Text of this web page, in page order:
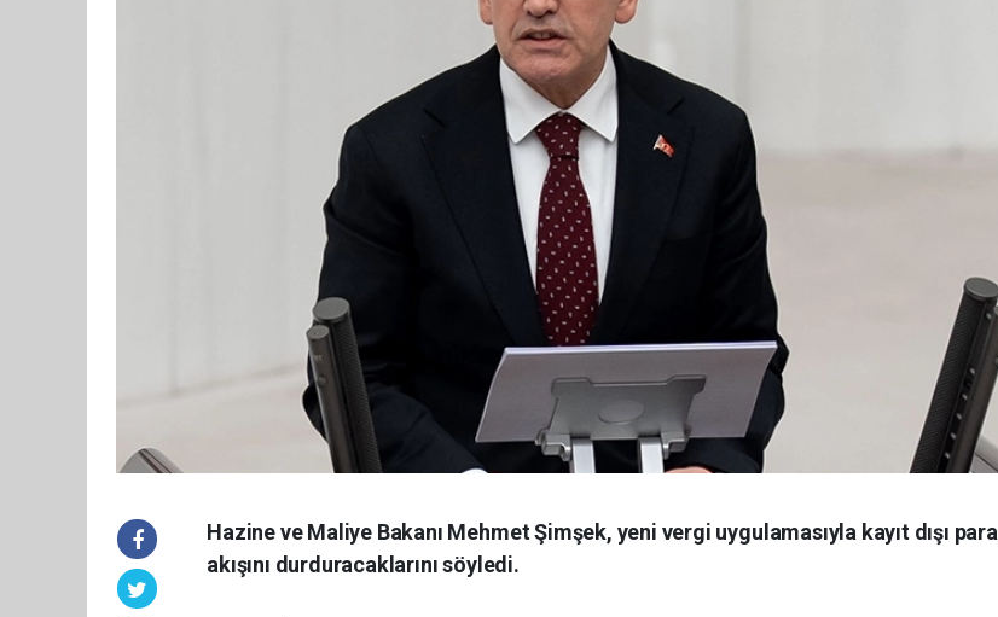
Hazine ve Maliye Bakanı Mehmet Şimşek, yeni vergi uygulamasıyla kayıt dışı para
akışını durduracaklarını söyledi.